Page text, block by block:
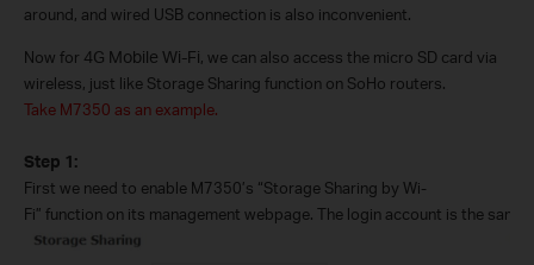
around, and wired USB connection is also inconvenient.
Now for 4G Mobile Wi-Fi, we can also access the micro SD card via
wireless, just like Storage Sharing function on SoHo routers.
Take M7350 as an example.
Step 1:
First we need to enable M7350’s “Storage Sharing by Wi-
Fi” function on its management webpage. The login account is the